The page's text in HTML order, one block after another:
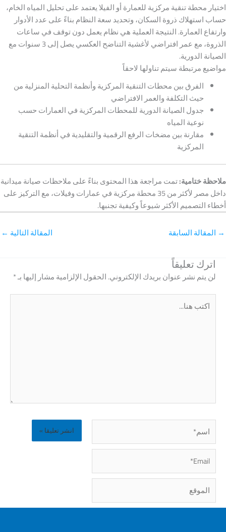
اختيار محطة تنقية مركزية للعمارة أو الفيلا يعتمد على تحليل المياه الخام،
حساب استهلاك ذروة السكان، وتحديد سعة النظام بناءً على عدد الأدوار
وارتفاع العمارة. النتيجة العملية هي نظام يعمل دون توقف في ساعات
الذروة، مع عمر افتراضي لأغشية التناضح العكسي يصل إلى 3 سنوات مع
الصيانة الدورية.
مواضيع مرتبطة سيتم تناولها لاحقاً
الفرق بين محطات التنقية المركزية وأنظمة التحلية المنزلية من
حيث التكلفة والعمر الافتراضي
جدول الصيانة الدورية للمحطات المركزية في العمارات حسب
نوعية المياه
مقارنة بين مضخات الرفع الرقمية والتقليدية في أنظمة التنقية
المركزية
ملاحظة ختامية:تمت مراجعة هذا المحتوى بناءً على ملاحظات صيانة ميدانية
داخل مصر لأكثر من 35 محطة مركزية في عمارات وفيلات، مع التركيز على
أخطاء التصميم الأكثر شيوعاً وكيفية تجنبها.
→ المقالة السابقة المقالة التالية ←
اترك تعليقاً
لن يتم نشر عنوان بريدك الإلكتروني.الحقول الإلزامية مشار إليها بـ*
اكتب
هنا...
اسم*
الموقع